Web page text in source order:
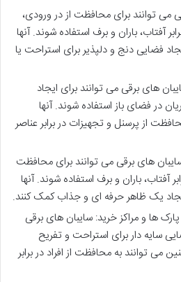
می توانند برای محافظت از در ورودی،
آفتاب، باران و برف استفاده شوند. آنها
فضایی دنج و دلپذیر برای استراحت یا
های برقی می توانند برای ایجاد
در فضای باز استفاده شوند. آنها
از پرسنل و تجهیزات در برابر عناصر
های برقی می توانند برای محافظت
آفتاب، باران و برف استفاده شوند. آنها
یک ظاهر حرفه ای و جذاب کمک کنند.
ها و مراکز خرید: سایبان های برقی
سایه دار برای استراحت و تفریح
می توانند به محافظت از افراد در برابر